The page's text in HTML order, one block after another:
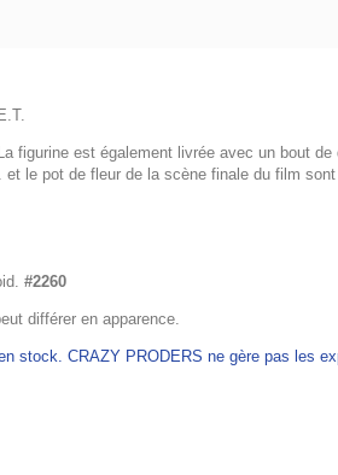
figurine est également livrée avec un bout
le pot de fleur de la scène finale du film
#2260
différer en apparence.
stock. CRAZY PRODERS ne gère pas les